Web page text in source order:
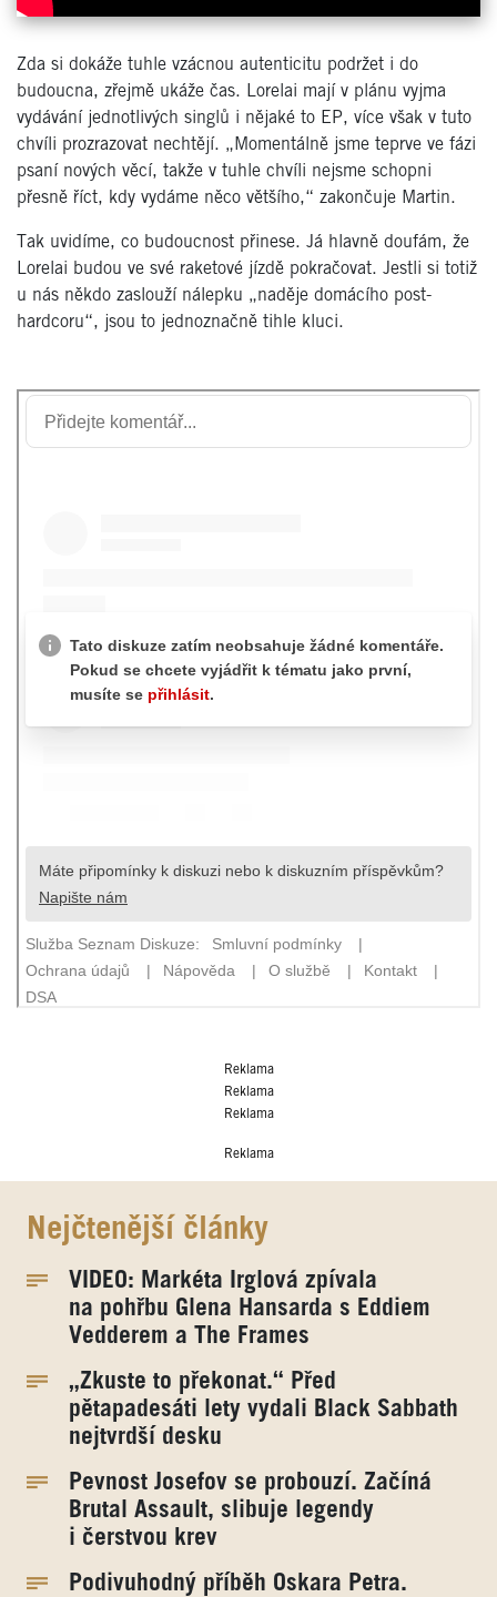
Zda si dokáže tuhle vzácnou autenticitu podržet i do
budoucna, zřejmě ukáže čas. Lorelai mají v plánu vyjma
vydávání jednotlivých singlů i nějaké to EP, více však v tuto
chvíli prozrazovat nechtějí. „Momentálně jsme teprve ve fázi
psaní nových věcí, takže v tuhle chvíli nejsme schopni
přesně říct, kdy vydáme něco většího,“ zakončuje Martin.
Tak uvidíme, co budoucnost přinese. Já hlavně doufám, že
Lorelai budou ve své raketové jízdě pokračovat. Jestli si totiž
u nás někdo zaslouží nálepku „naděje domácího post-
hardcoru“, jsou to jednoznačně tihle kluci.
Reklama
Reklama
Reklama
Reklama
Nejčtenější články
VIDEO: Markéta Irglová zpívala
na pohřbu Glena Hansarda s Eddiem
Vedderem a The Frames
„Zkuste to překonat.“ Před
pětapadesáti lety vydali Black Sabbath
nejtvrdší desku
Pevnost Josefov se probouzí. Začíná
Brutal Assault, slibuje legendy
i čerstvou krev
Podivuhodný příběh Oskara Petra.